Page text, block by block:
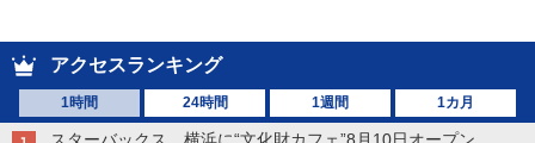
アクセスランキング
1時間 24時間 1週間 1カ月
スターバックス、横浜に“文化財カフェ”8月10日オープン